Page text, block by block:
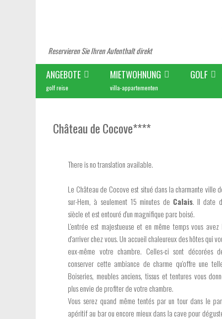
Reservieren Sie Ihren Aufenthalt direkt
ANGEBOTE
golf reise
MIETWOHNUNG
villa-appartementen
GOLF
Château de Cocove****
There is no translation available.
Le Château de Cocove est situé dans la charmante ville
sur-Hem, à seulement 15 minutes de Calais. Il date
siècle et est entouré d'un magnifique parc boisé.
L'entrée est majestueuse et en même temps vous avez
d'arriver chez vous. Un accueil chaleureux des hôtes qui
eux-même votre chambre. Celles-ci sont décorées
conserver cette ambiance de charme qu'offre une
Boiseries, meubles anciens, tissus et tentures vous
plus envie de profiter de votre chambre.
Vous serez quand même tentés par un tour dans le
apéritif au bar ou encore mieux dans la cave pour